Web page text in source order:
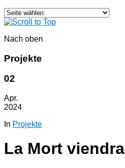
Nach oben
Projekte
02
Apr.
2024
In Projekte
La Mort viendra